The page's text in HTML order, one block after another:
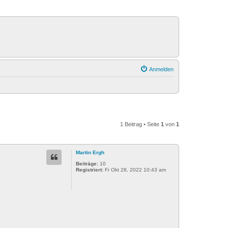
Anmelden
1 Beitrag • Seite 1 von 1
Martin Ergh
Beiträge: 10
Registriert: Fr Okt 28, 2022 10:43 am